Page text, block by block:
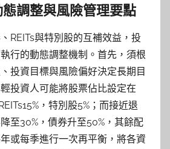
調整與風險管理要點
REITs與特別股的互補效益，投
行的動態調整機制。首先，須根
投資目標與風險偏好決定長期目
投資人可能將股票佔比設定在
，特別股5%；而接近退
至30%，債券升至50%，其餘配
或每季進行一次再平衡，將各資